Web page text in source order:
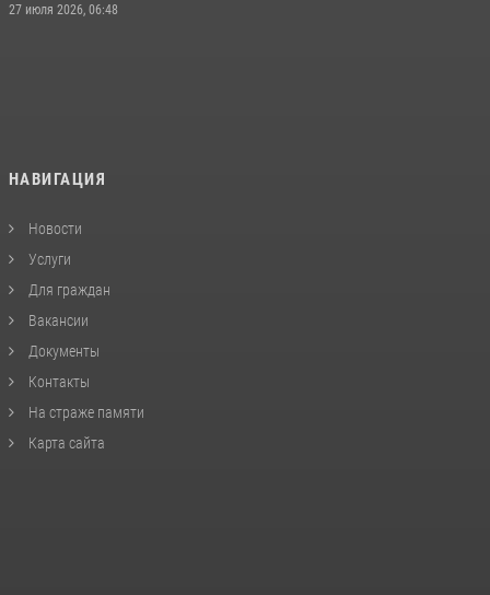
27 июля 2026, 06:48
НАВИГАЦИЯ
Новости
Услуги
Для граждан
Вакансии
Документы
Контакты
На страже памяти
Карта сайта